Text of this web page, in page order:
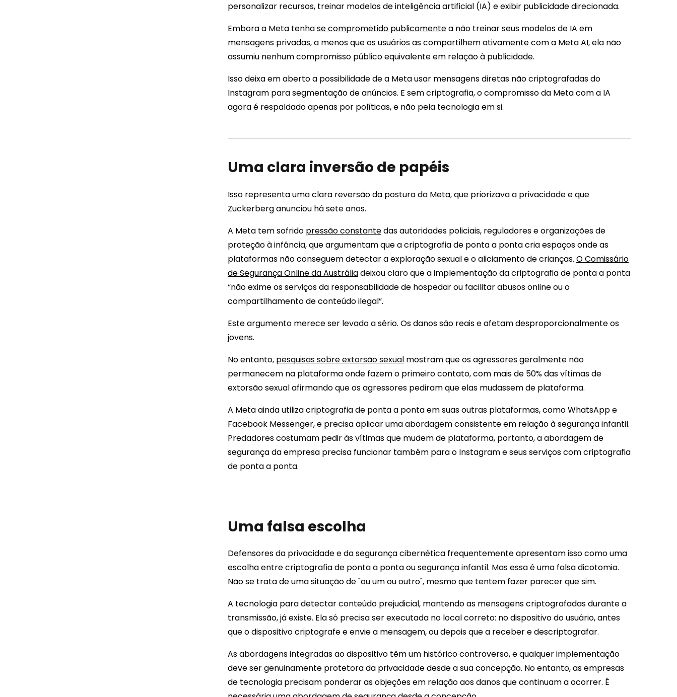
personalizar recursos, treinar modelos de inteligência artificial (IA) e exibir publicidade direcionada.
Embora a Meta tenhase comprometido publicamentea não treinar seus modelos de IA em
mensagens privadas, a menos que os usuários as compartilhem ativamente com a Meta AI, ela não
assumiu nenhum compromisso público equivalente em relação à publicidade.
Isso deixa em aberto a possibilidade de a Meta usar mensagens diretas não criptografadas do
Instagram para segmentação de anúncios. E sem criptografia, o compromisso da Meta com a IA
agora é respaldado apenas por políticas, e não pela tecnologia em si.
Uma clara inversão de papéis
Isso representa uma clara reversão da postura da Meta, que priorizava a privacidade e que
Zuckerberg anunciou há sete anos.
A Meta tem sofrido pressão constantedas autoridades policiais, reguladores e organizações de
proteção à infância, que argumentam que a criptografia de ponta a ponta cria espaços onde as
plataformas não conseguem detectar a exploração sexual e o aliciamento de crianças. O Comissário
de Segurança Online da Austráliadeixou claro que a implementação da criptografia de ponta a ponta
“não exime os serviços da responsabilidade de hospedar ou facilitar abusos online ou o
compartilhamento de conteúdo ilegal”.
Este argumento merece ser levado a sério. Os danos são reais e afetam desproporcionalmente os
jovens.
No entanto, pesquisas sobre extorsão sexual mostram que os agressores geralmente não
permanecem na plataforma onde fazem o primeiro contato, com mais de 50% das vítimas de
extorsão sexual afirmando que os agressores pediram que elas mudassem de plataforma.
A Meta ainda utiliza criptografia de ponta a ponta em suas outras plataformas, como WhatsApp e
Facebook Messenger, e precisa aplicar uma abordagem consistente em relação à segurança infantil.
Predadores costumam pedir às vítimas que mudem de plataforma, portanto, a abordagem de
segurança da empresa precisa funcionar também para o Instagram e seus serviços com criptografia
de ponta a ponta.
Uma falsa escolha
Defensores da privacidade e da segurança cibernética frequentemente apresentam isso como uma
escolha entre criptografia de ponta a ponta ou segurança infantil. Mas essa é uma falsa dicotomia.
Não se trata de uma situação de "ou um ou outro", mesmo que tentem fazer parecer que sim.
A tecnologia para detectar conteúdo prejudicial, mantendo as mensagens criptografadas durante a
transmissão, já existe. Ela só precisa ser executada no local correto: no dispositivo do usuário, antes
que o dispositivo criptografe e envie a mensagem, ou depois que a receber e descriptografar.
As abordagens integradas ao dispositivo têm um histórico controverso, e qualquer implementação
deve ser genuinamente protetora da privacidade desde a sua concepção. No entanto, as empresas
de tecnologia precisam ponderar as objeções em relação aos danos que continuam a ocorrer. É